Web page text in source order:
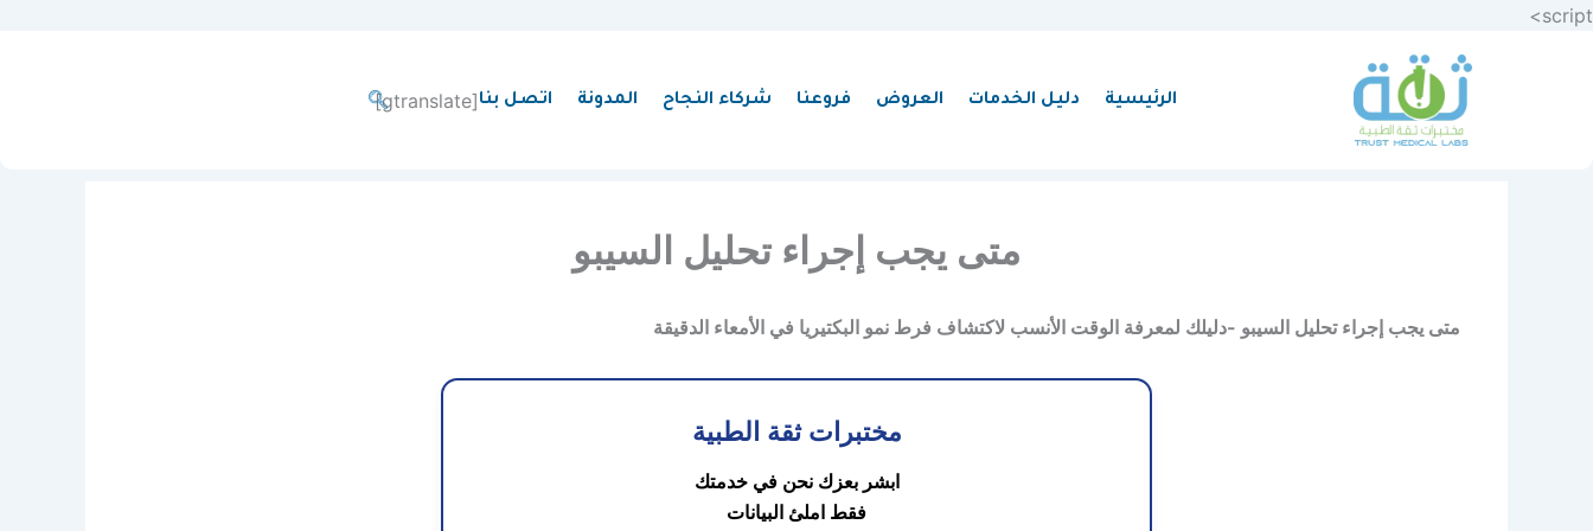
script>
المحتوى
الرئيسية دليل الخدمات العروض فروعنا شركاء النجاح المدونة اتصل بنا[gtranslate]
متى يجب إجراء تحليل السيبو
متى يجب إجراء تحليل السيبو -دليلك لمعرفة الوقت الأنسب لاكتشاف فرط نمو البكتيريا في الأمعاء الدقيقة
مختبرات ثقة الطبية
ابشر بعزك نحن في خدمتك
فقط املئ البيانات